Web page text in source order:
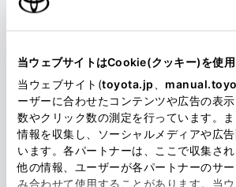
当ウェブサイトはCookie(クッキー)を使用
当ウェブサイト(toyota.jp
ーザーに合わせたコンテンツや広告の表
数やクリック数の測定を行っています。
情報を収集し、ソーシャルメディアや広
います。各パートナーは、ここで収集さ
他の情報、ユーザーが各パートナーのサ
み合わせて使用することがあります。当